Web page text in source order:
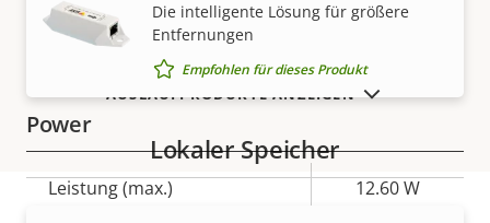
Integrierter
Beschleunigungsmesser
Power
Eigentumsbeschreibung Eigentumswert
Leistung (max.) 12.60 W
Die intelligente Lösung für größere
Entfernungen
Empfohlen für dieses Produkt
Lokaler Speicher
AUSLAUFPRODUKTE ANZEIGEN